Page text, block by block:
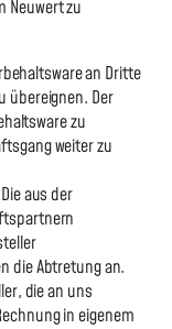
Neuwert zu
an Dritte
übereignen. Der
zu
weiter zu
aus der
die Abtretung an.
die an uns
in eigenem